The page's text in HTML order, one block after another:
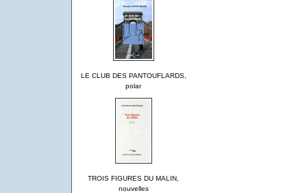
LE CLUB DES PANTOUFLARDS,
polar
TROIS FIGURES DU MALIN,
nouvelles